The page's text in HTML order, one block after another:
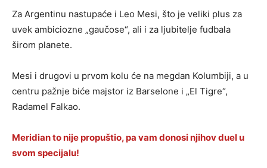
Za Argentinu nastupaće i Leo Mesi, što je veliki plus za
uvek ambiciozne „gaučose“, ali i za ljubitelje fudbala
širom planete.
Mesi i drugovi u prvom kolu će na megdan Kolumbiji, a u
centru pažnje biće majstor iz Barselone i „El Tigre“,
Radamel Falkao.
Meridian to nije propuštio, pa vam donosi njihov duel u
svom specijalu!